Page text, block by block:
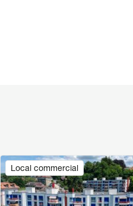
Local commercial
Image